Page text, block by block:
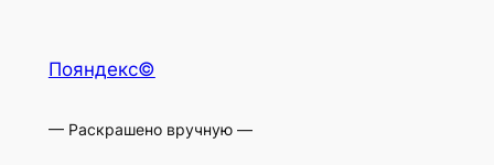
Пояндекс©
— Раскрашено вручную —